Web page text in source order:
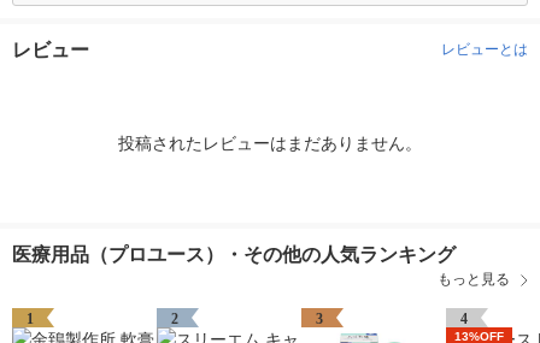
レビュー レビューとは
投稿されたレビューはまだありません。
医療用品（プロユース）・その他の人気ランキング
もっと見る
1 2 3 4
13%OFF